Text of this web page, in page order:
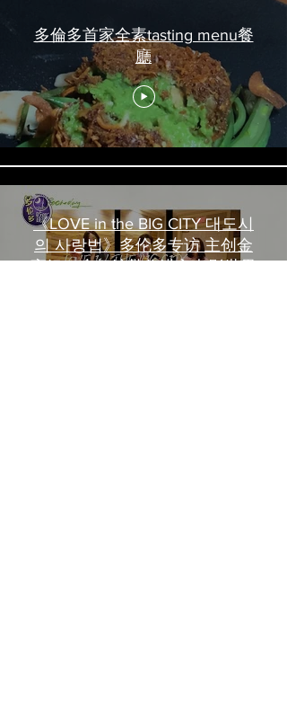
多倫多首家全素tasting menu餐
廳
《LOVE in the BIG CITY 대도시
의 사랑법》多伦多专访 主创金